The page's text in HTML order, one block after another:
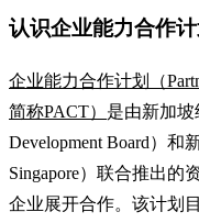
认识企业能力合作计
企业能力合作计划（
简称PACT） 是由新加坡
Development Board）和
Singapore）联合推出的
企业展开合作。该计划